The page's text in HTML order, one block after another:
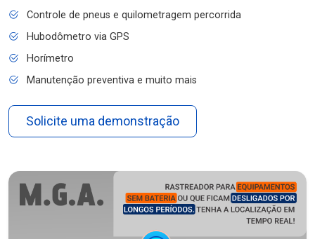
Controle de pneus e quilometragem percorrida
Hubodômetro via GPS
Horímetro
Manutenção preventiva e muito mais
Solicite uma demonstração